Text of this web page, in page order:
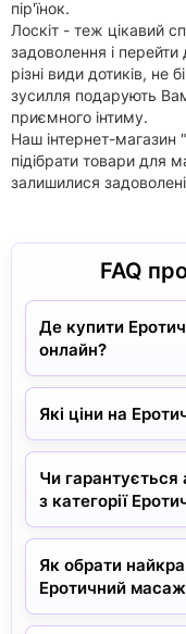
пір'їнок.
Лоскіт - теж цікавий
задоволення і перейти
різні види дотиків, не
зусилля подарують
приємного інтиму.
Наш інтернет-
підібрати товари для
залишилися
FAQ
Де купити
онлайн?
Які ціни на
Чи гарантується
з категорії
Як обрати
Еротичний